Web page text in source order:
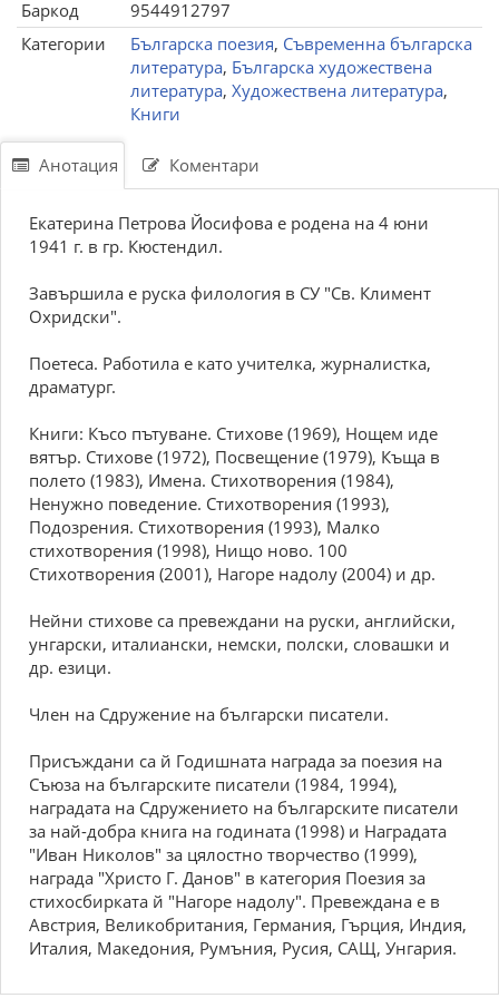
Баркод
9544912797
Категории
Българска поезия, Съвременна българска
литература, Българска художествена
литература, Художествена литература,
Книги
Анотация Коментари
Екатерина Петрова Йосифова е родена на 4 юни
1941 г. в гр. Кюстендил.
Завършила е руска филология в СУ "Св. Климент
Охридски".
Поетеса. Работила е като учителка, журналистка,
драматург.
Книги: Късо пътуване. Стихове (1969), Нощем иде
вятър. Стихове (1972), Посвещение (1979), Къща в
полето (1983), Имена. Стихотворения (1984),
Ненужно поведение. Стихотворения (1993),
Подозрения. Стихотворения (1993), Малко
стихотворения (1998), Нищо ново. 100
Cтихотворения (2001), Нагоре надолу (2004) и др.
Нейни стихове са превеждани на руски, английски,
унгарски, италиански, немски, полски, словашки и
др. езици.
Член на Сдружение на български писатели.
Присъждани са й Годишната награда за поезия на
Съюза на българските писатели (1984, 1994),
наградата на Сдружението на българските писатели
за най-добра книга на годината (1998) и Наградата
"Иван Николов" за цялостно творчество (1999),
награда "Христо Г. Данов" в категория Поезия за
стихосбирката й "Нагоре надолу". Превеждана е в
Австрия, Великобритания, Германия, Гърция, Индия,
Италия, Македония, Румъния, Русия, САЩ, Унгария.